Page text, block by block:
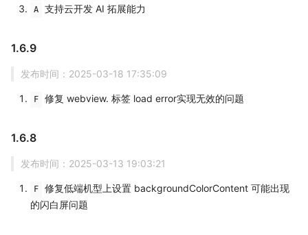
A 支持云开发 AI 拓展能力
1.6.9
发布时间：2025-03-18 17:35:09
F 修复 webview. 标签 load error实现无效的问题
1.6.8
发布时间：2025-03-13 19:03:21
F
修复低端机型上设置 backgroundColorContent 可能出现
的闪白屏问题